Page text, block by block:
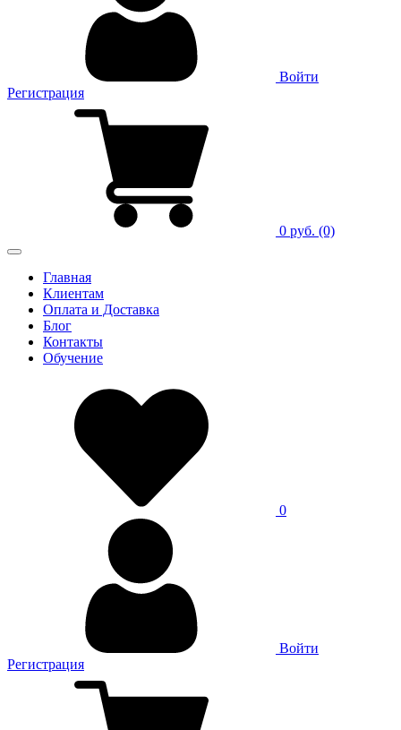
Войти
Регистрация
0 руб. (0)
Главная
Клиентам
Оплата и Доставка
Блог
Контакты
Обучение
0
Войти
Регистрация